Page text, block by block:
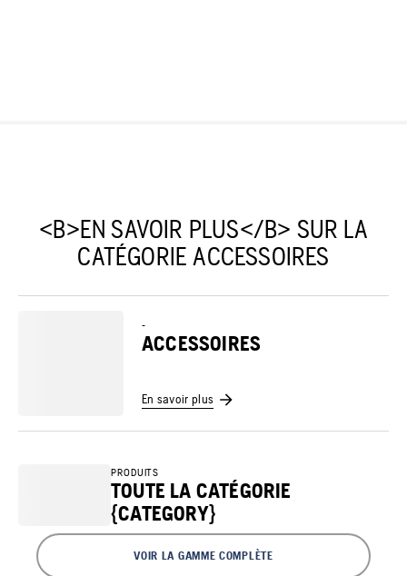
<B>EN SAVOIR PLUS</B> SUR LA
CATÉGORIE ACCESSOIRES
-
ACCESSOIRES
En savoir plus
PRODUITS
TOUTE LA CATÉGORIE
{CATEGORY}
VOIR LA GAMME COMPLÈTE